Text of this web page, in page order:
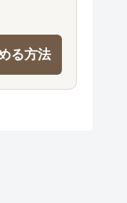
る方法